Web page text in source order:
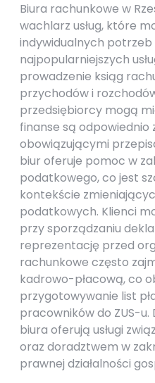
Biura rachunkowe w
wachlarz usług, które
indywidualnych potrzeb
najpopularniejszych
prowadzenie ksiąg
przychodów i
przedsiębiorcy mogą
finanse są odpowiednio
obowiązującymi
biur oferuje pomoc w
podatkowego, co jest
kontekście
podatkowych. Klienci
przy sporządzaniu
reprezentację przed
rachunkowe często
kadrowo-płacową, co
przygotowywanie list
pracowników do ZUS-
biura oferują usługi
oraz doradztwem w
prawnej działalności